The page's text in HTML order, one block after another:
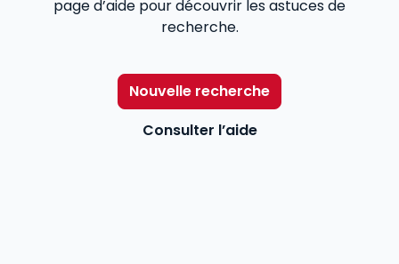
page d’aide pour découvrir les astuces de
recherche.
Nouvelle recherche
Consulter l’aide